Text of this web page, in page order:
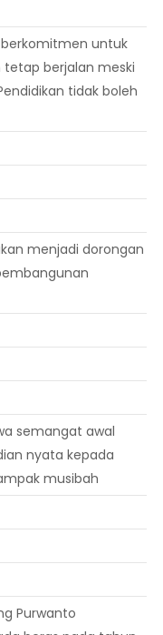
untuk
berjalan meski
tidak boleh
menjadi dorongan
semangat awal
nyata kepada
musibah
Purwanto